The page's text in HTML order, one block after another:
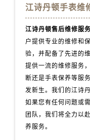
江诗丹顿手表维
江诗丹顿售后维修服
户提供专业的维修和
验，并配备了先进的
提供一流的维修服务
断还是手表保养等服
发新生。我们的江诗
如果您有任何问题或
团队，我们将全力以
养服务。